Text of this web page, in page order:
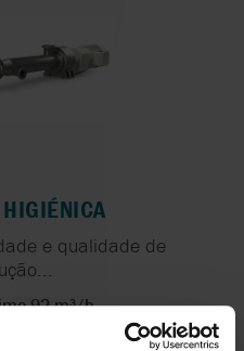
HIGIÉNICA
e qualidade de
92 m³/h